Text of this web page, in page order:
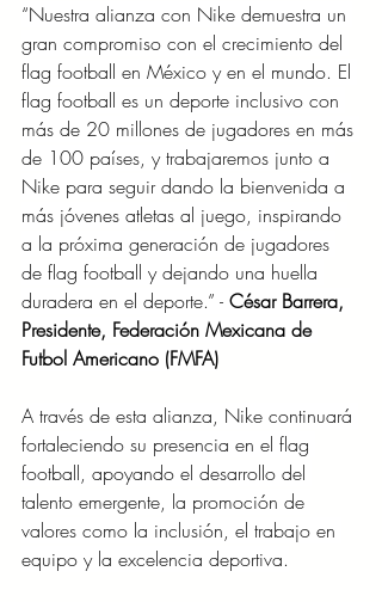
“Nuestra alianza con Nike demuestra un
gran compromiso con el crecimiento del
flag football en México y en el mundo. El
flag football es un deporte inclusivo con
más de 20 millones de jugadores en más
de 100 países, y trabajaremos junto a
Nike para seguir dando la bienvenida a
más jóvenes atletas al juego, inspirando
a la próxima generación de jugadores
de flag football y dejando una huella
duradera en el deporte.” - César Barrera,
Presidente, Federación Mexicana de
Futbol Americano (FMFA)
A través de esta alianza, Nike continuará
fortaleciendo su presencia en el flag
football, apoyando el desarrollo del
talento emergente, la promoción de
valores como la inclusión, el trabajo en
equipo y la excelencia deportiva.